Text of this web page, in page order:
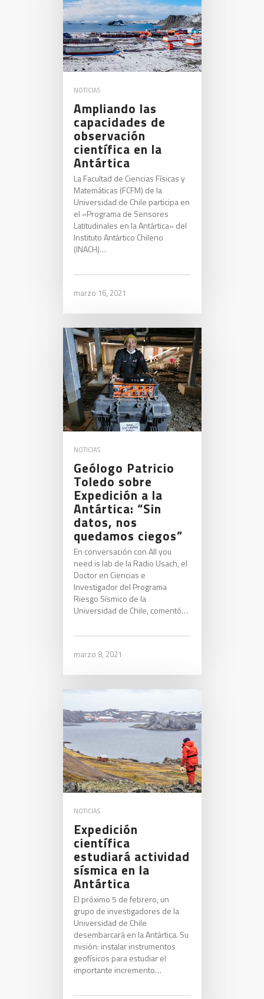
NOTICIAS
Ampliando las
capacidades de
observación
científica en la
Antártica
La Facultad de Ciencias Físicas y
Matemáticas (FCFM) de la
Universidad de Chile participa en
el «Programa de Sensores
Latitudinales en la Antártica» del
Instituto Antártico Chileno
(INACH)…
marzo 16, 2021
NOTICIAS
Geólogo Patricio
Toledo sobre
Expedición a la
Antártica: “Sin
datos, nos
quedamos ciegos”
En conversación con All you
need is lab de la Radio Usach, el
Doctor en Ciencias e
Investigador del Programa
Riesgo Sísmico de la
Universidad de Chile, comentó…
marzo 8, 2021
NOTICIAS
Expedición
científica
estudiará actividad
sísmica en la
Antártica
El próximo 5 de febrero, un
grupo de investigadores de la
Universidad de Chile
desembarcará en la Antártica. Su
misión: instalar instrumentos
geofísicos para estudiar el
importante incremento…